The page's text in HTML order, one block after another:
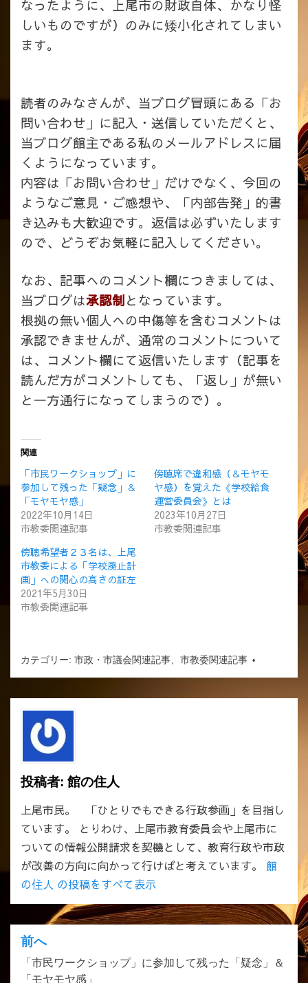
なったように、上尾市の財政自体、かなり怪
しいものですが）のみに矮小化されてしまい
ます。
読者のみなさんが、当ブログ冒頭にある「お
問い合わせ」に記入・送信していただくと、
当ブログ館主である私のメールアドレスに届
くようになっています。
内容は「お問い合わせ」だけでなく、今回の
ようなご意見・ご感想や、「内部告発」的書
き込みも大歓迎です。返信は必ずいたします
ので、どうぞお気軽に記入してください。
なお、記事へのコメント欄につきましては、
当ブログは承認制となっています。
根拠の無い個人への中傷等を含むコメントは
承認できませんが、通常のコメントについて
は、コメント欄にて返信いたします（記事を
読んだ方がコメントしても、「返し」が無い
と一方通行になってしまうので）。
関連
「市民ワークショップ」に
参加して残った「疑念」＆
「モヤモヤ感」
2022年10月14日
市教委関連記事
傍聴席で違和感（＆モヤモ
ヤ感）を覚えた《学校給食
運営委員会》とは
2023年10月27日
市教委関連記事
傍聴希望者２３名は、上尾
市教委による「学校廃止計
画」への関心の高さの証左
2021年5月30日
市教委関連記事
カテゴリー: 市政・市議会関連記事 市教委関連記事
投稿者: 館の住人
上尾市民。 「ひとりでもできる行政参画」を目指し
ています。 とりわけ、上尾市教育委員会や上尾市に
ついての情報公開請求を契機として、教育行政や市政
が改善の方向に向かって行けばと考えています。 館
の住人 の投稿をすべて表示
投
稿
前へ
「市民ワークショップ」に参加して残った「疑念」＆
「モヤモヤ感」